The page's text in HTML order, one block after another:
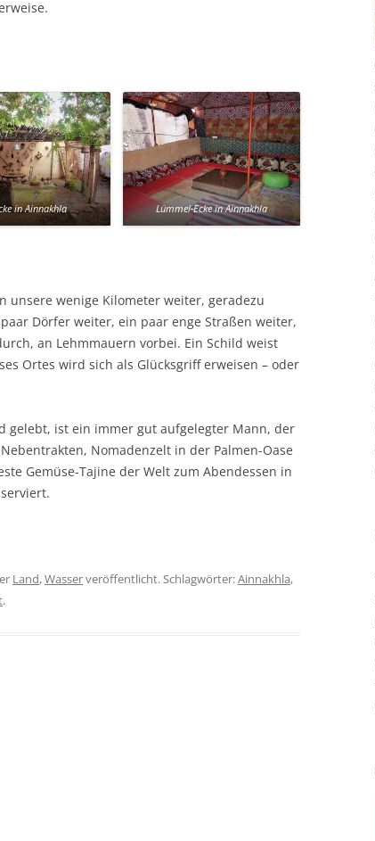
in Ainnakhla Lümmel-Ecke in Ainnakhla
unsere wenige Kilometer weiter, geradezu
Dörfer weiter, ein paar enge Straßen weiter,
an Lehmmauern vorbei. Ein Schild weist
Ortes wird sich als Glücksgriff erweisen – oder
gelebt, ist ein immer gut aufgelegter Mann, der
Nomadenzelt in der Palmen-Oase
Gemüse-Tajine der Welt zum Abendessen in
Land,Wasserveröffentlicht. Schlagwörter:Ainnakhla,
.